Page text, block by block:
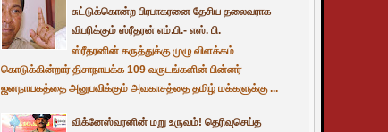
சுட்டுக்கொன்ற பிரபாகரனை தேசிய தலைவராக
விபரிக்கும் ஸ்ரீதரன் எம்.பி.- எஸ். பி.
ஸ்ரீதரனின் கருத்துக்கு முழு விளக்கம்
கொடுக்கின்றார் திசாநாயக்க 109 வருடங்களின் பின்னர்
ஜனநாயகத்தை அனுபவிக்கும் அவகாசத்தை தமிழ் மக்களுக்கு ...
விக்னேஸ்வரனின் மறு உருவம்! தெரிவுசெய்த